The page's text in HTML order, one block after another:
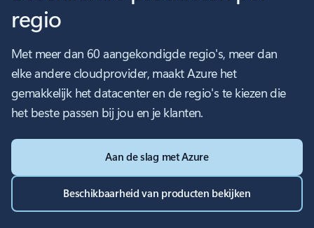
regio
Met meer dan 60 aangekondigde regio's, meer dan
elke andere cloudprovider, maakt Azure het
gemakkelijk het datacenter en de regio's te kiezen die
het beste passen bij jou en je klanten.
Aan de slag met Azure
Beschikbaarheid van producten bekijken